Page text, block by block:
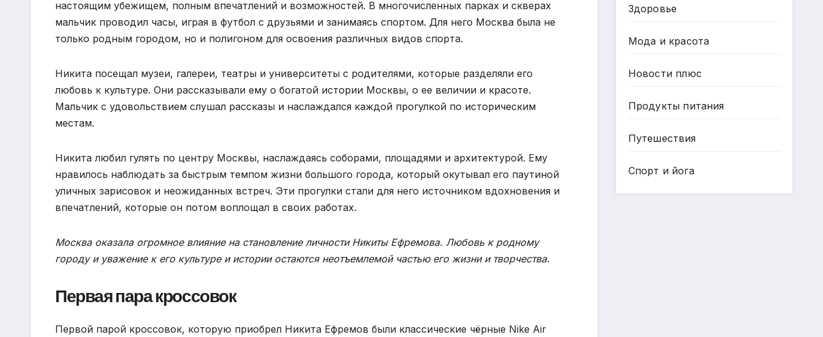
настоящим убежищем, полным впечатлений и возможностей. В многочисленных парках и скверах
мальчик проводил часы, играя в футбол с друзьями и занимаясь спортом. Для него Москва была не
только родным городом, но и полигоном для освоения различных видов спорта.
Никита посещал музеи, галереи, театры и университеты с родителями, которые разделяли его
любовь к культуре. Они рассказывали ему о богатой истории Москвы, о ее величии и красоте.
Мальчик с удовольствием слушал рассказы и наслаждался каждой прогулкой по историческим
местам.
Никита любил гулять по центру Москвы, наслаждаясь соборами, площадями и архитектурой. Ему
нравилось наблюдать за быстрым темпом жизни большого города, который окутывал его паутиной
уличных зарисовок и неожиданных встреч. Эти прогулки стали для него источником вдохновения и
впечатлений, которые он потом воплощал в своих работах.
Москва оказала огромное влияние на становление личности Никиты Ефремова. Любовь к родному
городу и уважение к его культуре и истории остаются неотъемлемой частью его жизни и творчества.
Первая пара кроссовок
Первой парой кроссовок, которую приобрел Никита Ефремов были классические чёрные Nike Air
Здоровье
Мода и красота
Новости плюс
Продукты питания
Путешествия
Спорт и йога